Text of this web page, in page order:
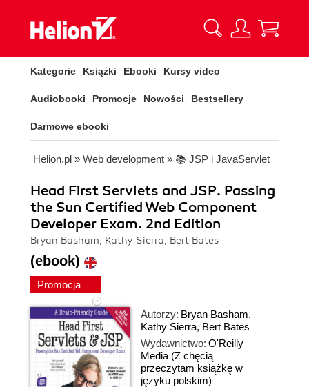
Kategorie Książki Ebooki Kursy video
Audiobooki Promocje Nowości Bestsellery
Darmowe ebooki
Helion.pl » Web development » 📚 JSP i JavaServlet
Head First Servlets and JSP. Passing
the Sun Certified Web Component
Developer Exam. 2nd Edition
Bryan Basham, Kathy Sierra, Bert Bates
(ebook)
Promocja
Autorzy: Bryan Basham,
Kathy Sierra, Bert Bates
Wydawnictwo: O'Reilly
Media (Z chęcią
przeczytam książkę w
języku polskim)